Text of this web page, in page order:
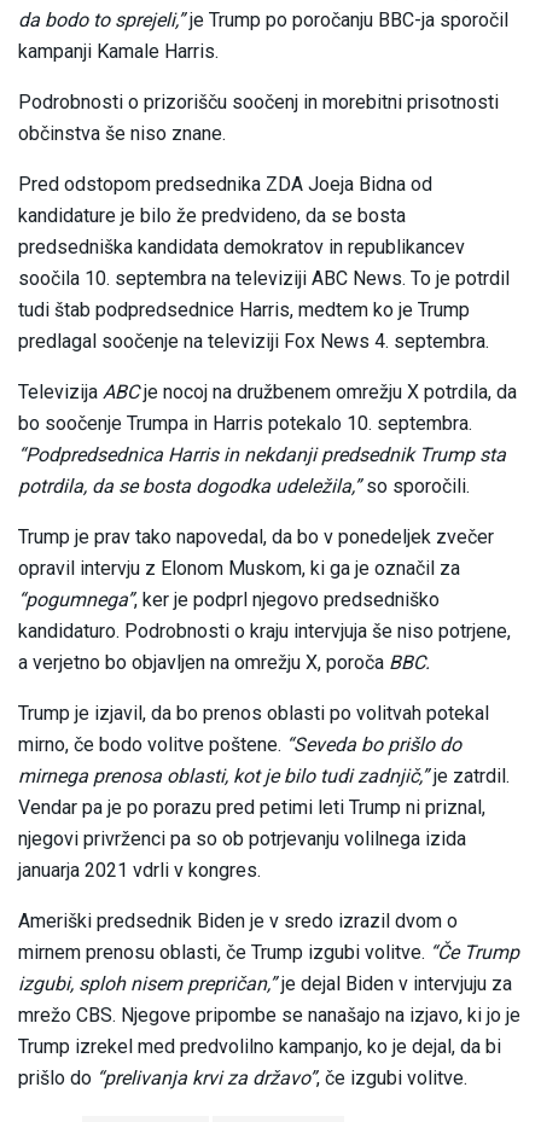
da bodo to sprejeli,”je Trump po poročanju BBC-ja sporočil
kampanji Kamale Harris.
Podrobnosti o prizorišču soočenj in morebitni prisotnosti
občinstva še niso znane.
Pred odstopom predsednika ZDA Joeja Bidna od
kandidature je bilo že predvideno, da se bosta
predsedniška kandidata demokratov in republikancev
soočila 10. septembra na televiziji ABC News. To je potrdil
tudi štab podpredsednice Harris, medtem ko je Trump
predlagal soočenje na televiziji Fox News 4. septembra.
Televizija ABCje nocoj na družbenem omrežju X potrdila, da
bo soočenje Trumpa in Harris potekalo 10. septembra.
“Podpredsednica Harris in nekdanji predsednik Trump sta
potrdila, da se bosta dogodka udeležila,”so sporočili.
Trump je prav tako napovedal, da bo v ponedeljek zvečer
opravil intervju z Elonom Muskom, ki ga je označil za
“pogumnega”, ker je podprl njegovo predsedniško
kandidaturo. Podrobnosti o kraju intervjuja še niso potrjene,
a verjetno bo objavljen na omrežju X, poroča BBC.
Trump je izjavil, da bo prenos oblasti po volitvah potekal
mirno, če bodo volitve poštene. “Seveda bo prišlo do
mirnega prenosa oblasti, kot je bilo tudi zadnjič,”je zatrdil.
Vendar pa je po porazu pred petimi leti Trump ni priznal,
njegovi privrženci pa so ob potrjevanju volilnega izida
januarja 2021 vdrli v kongres.
Ameriški predsednik Biden je v sredo izrazil dvom o
mirnem prenosu oblasti, če Trump izgubi volitve. “Če Trump
izgubi, sploh nisem prepričan,”je dejal Biden v intervjuju za
mrežo CBS. Njegove pripombe se nanašajo na izjavo, ki jo je
Trump izrekel med predvolilno kampanjo, ko je dejal, da bi
prišlo do “prelivanja krvi za državo”, če izgubi volitve.